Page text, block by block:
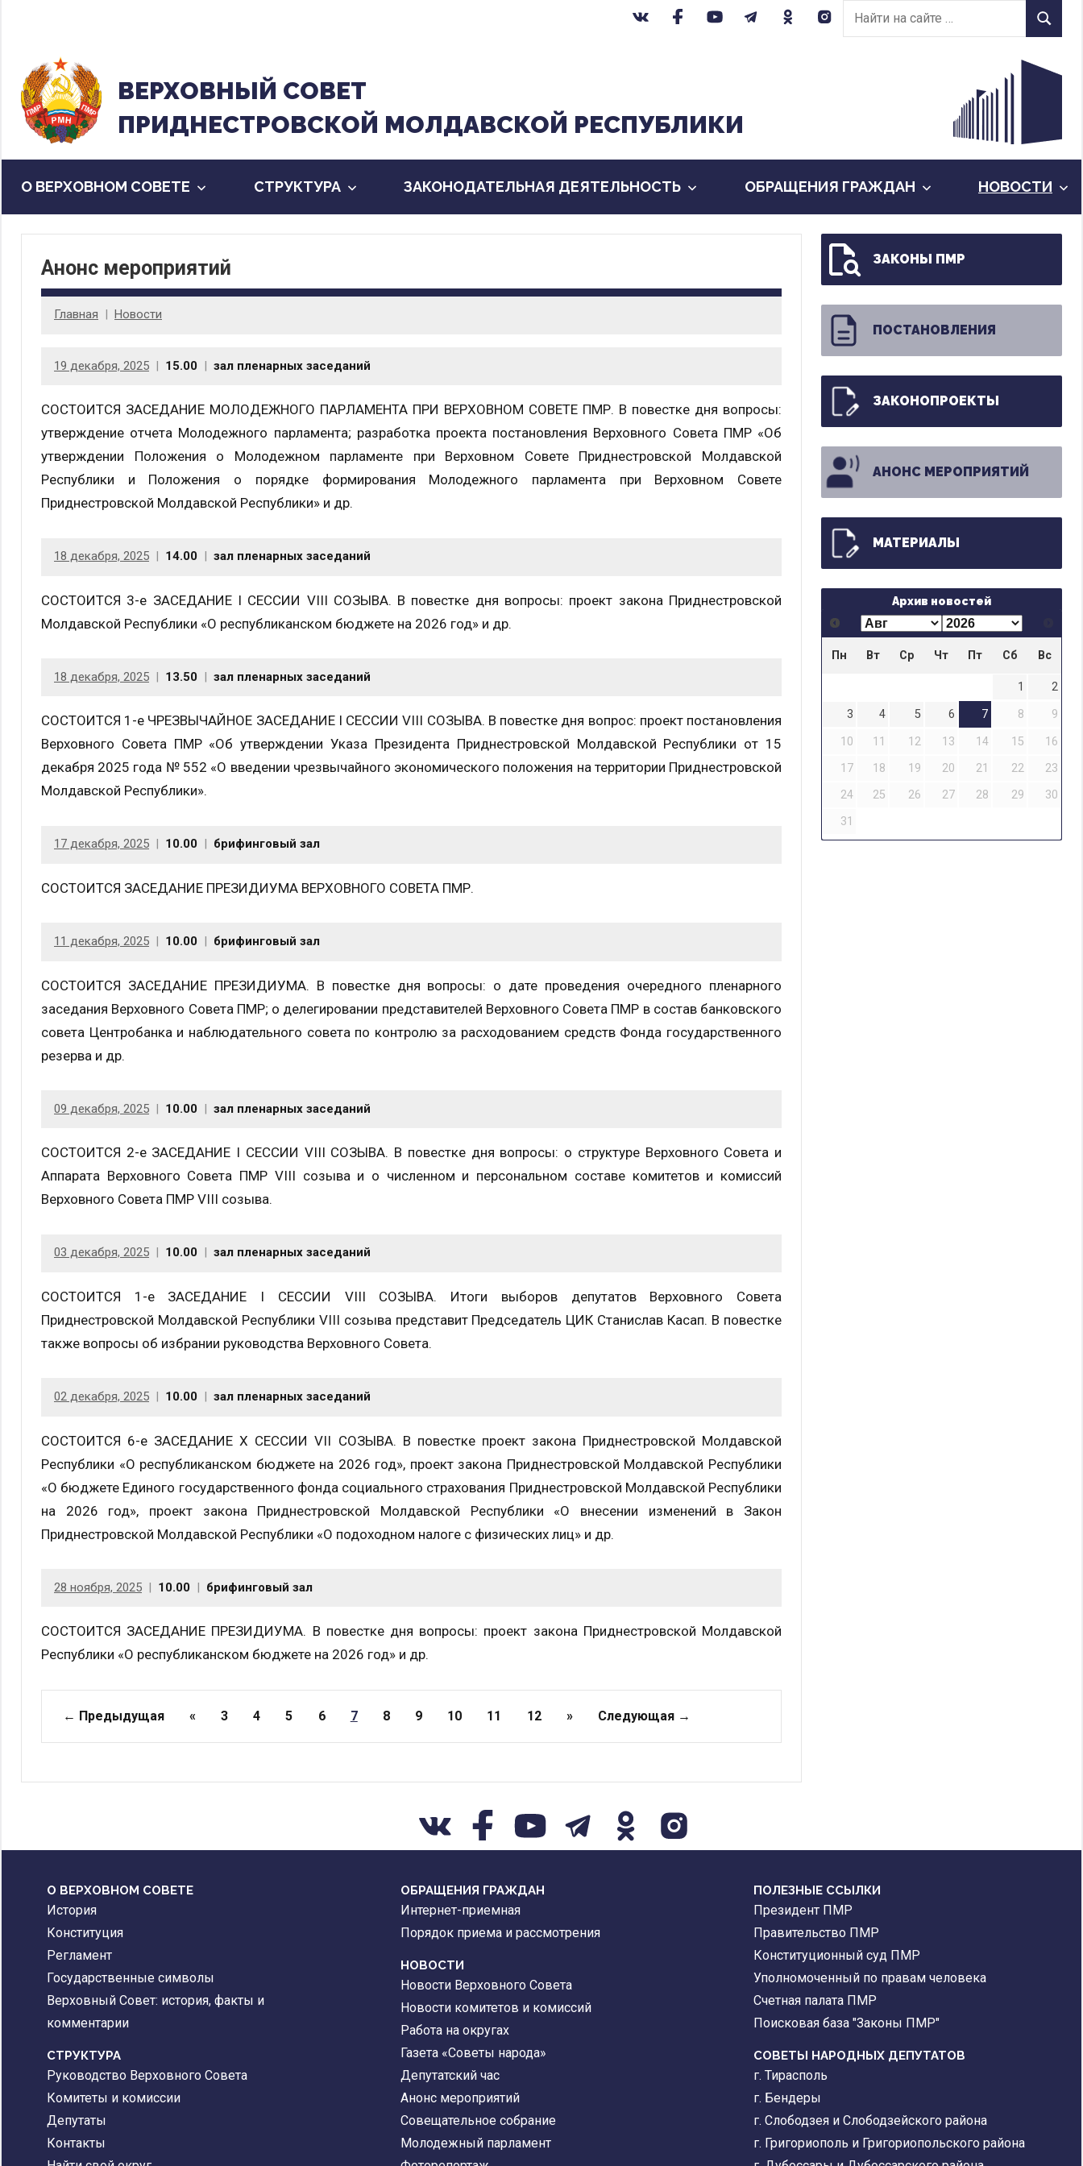
содержанию
Найти
на
Найти
ВЕРХОВНЫЙ CОВЕТ
ПРИДНЕСТРОВСКОЙ МОЛДАВСКОЙ РЕСПУБЛИКИ
О ВЕРХОВНОМ СОВЕТЕ CТРУКТУРА ЗАКОНОДАТЕЛЬНАЯ ДЕЯТЕЛЬНОСТЬ ОБРАЩЕНИЯ ГРАЖДАН НОВОСТИ
Анонс мероприятий
Главная Новости
19 декабря, 2025 15.00 зал пленарных заседаний
СОСТОИТСЯ ЗАСЕДАНИЕ МОЛОДЕЖНОГО ПАРЛАМЕНТА ПРИ ВЕРХОВНОМ СОВЕТЕ ПМР. В повестке дня вопросы:
утверждение отчета Молодежного парламента; разработка проекта постановления Верховного Совета ПМР «Об
утверждении Положения о Молодежном парламенте при Верховном Совете Приднестровской Молдавской
Республики и Положения о порядке формирования Молодежного парламента при Верховном Совете
Приднестровской Молдавской Республики» и др.
18 декабря, 2025 14.00 зал пленарных заседаний
СОСТОИТСЯ 3-е ЗАСЕДАНИЕ I СЕССИИ VIII СОЗЫВА. В повестке дня вопросы: проект закона Приднестровской
Молдавской Республики «О республиканском бюджете на 2026 год» и др.
18 декабря, 2025 13.50 зал пленарных заседаний
СОСТОИТСЯ 1-е ЧРЕЗВЫЧАЙНОЕ ЗАСЕДАНИЕ I СЕССИИ VIII СОЗЫВА. В повестке дня вопрос: проект постановления
Верховного Совета ПМР «Об утверждении Указа Президента Приднестровской Молдавской Республики от 15
декабря 2025 года № 552 «О введении чрезвычайного экономического положения на территории Приднестровской
Молдавской Республики».
17 декабря, 2025 10.00 брифинговый зал
СОСТОИТСЯ ЗАСЕДАНИЕ ПРЕЗИДИУМА ВЕРХОВНОГО СОВЕТА ПМР.
11 декабря, 2025 10.00 брифинговый зал
СОСТОИТСЯ ЗАСЕДАНИЕ ПРЕЗИДИУМА. В повестке дня вопросы: о дате проведения очередного пленарного
заседания Верховного Совета ПМР; о делегировании представителей Верховного Совета ПМР в состав банковского
совета Центробанка и наблюдательного совета по контролю за расходованием средств Фонда государственного
резерва и др.
09 декабря, 2025 10.00 зал пленарных заседаний
СОСТОИТСЯ 2-е ЗАСЕДАНИЕ I СЕССИИ VIII СОЗЫВА. В повестке дня вопросы: о структуре Верховного Совета и
Аппарата Верховного Совета ПМР VIII созыва и о численном и персональном составе комитетов и комиссий
Верховного Совета ПМР VIII созыва.
03 декабря, 2025 10.00 зал пленарных заседаний
СОСТОИТСЯ 1-е ЗАСЕДАНИЕ I СЕССИИ VIII СОЗЫВА. Итоги выборов депутатов Верховного Совета
Приднестровской Молдавской Республики VIII созыва представит Председатель ЦИК Станислав Касап. В повестке
также вопросы об избрании руководства Верховного Совета.
02 декабря, 2025 10.00 зал пленарных заседаний
СОСТОИТСЯ 6-е ЗАСЕДАНИЕ X СЕССИИ VII СОЗЫВА. В повестке проект закона Приднестровской Молдавской
Республики «О республиканском бюджете на 2026 год», проект закона Приднестровской Молдавской Республики
«О бюджете Единого государственного фонда социального страхования Приднестровской Молдавской Республики
на 2026 год», проект закона Приднестровской Молдавской Республики «О внесении изменений в Закон
Приднестровской Молдавской Республики «О подоходном налоге с физических лиц» и др.
28 ноября, 2025 10.00 брифинговый зал
СОСТОИТСЯ ЗАСЕДАНИЕ ПРЕЗИДИУМА. В повестке дня вопросы: проект закона Приднестровской Молдавской
Республики «О республиканском бюджете на 2026 год» и др.
Страницы
← Предыдущая « 3 4 5 6 7 8 9 10 11 12 » Следующая →
ЗАКОНЫ ПМР
ПОСТАНОВЛЕНИЯ
ЗАКОНОПРОЕКТЫ
АНОНС МЕРОПРИЯТИЙ
МАТЕРИАЛЫ
Архив новостей
Пн Вт Ср Чт Пт Сб Вс
1
2
3
4 5 6 7 8
9
10
11 12 13 14 15
16
17
18 19 20 21 22
23
24
25 26 27 28 29
30
31
О ВЕРХОВНОМ СОВЕТЕ
История
Конституция
Регламент
Государственные символы
Верховный Совет: история, факты и
комментарии
CТРУКТУРА
Руководство Верховного Совета
Комитеты и комиссии
Депутаты
Контакты
ОБРАЩЕНИЯ ГРАЖДАН
Интернет-приемная
Порядок приема и рассмотрения
НОВОСТИ
Новости Верховного Совета
Новости комитетов и комиссий
Работа на округах
Газета «Советы народа»
Депутатский час
Анонс мероприятий
Совещательное собрание
Молодежный парламент
ПОЛЕЗНЫЕ ССЫЛКИ
Президент ПМР
Правительство ПМР
Конституционный суд ПМР
Уполномоченный по правам человека
Счетная палата ПМР
Поисковая база "Законы ПМР"
СОВЕТЫ НАРОДНЫХ ДЕПУТАТОВ
г. Тирасполь
г. Бендеры
г. Слободзея и Слободзейского района
г. Григориополь и Григориопольского района